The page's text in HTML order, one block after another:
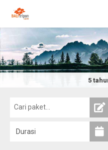
5 tahun